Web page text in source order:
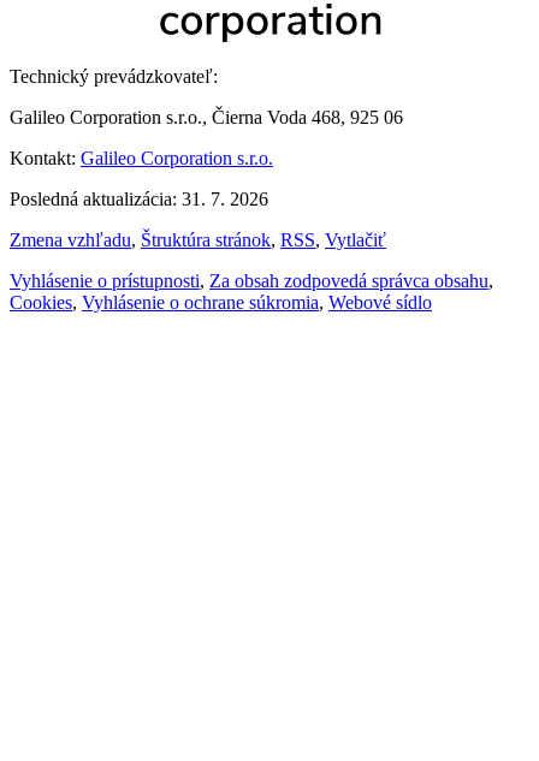
Technický prevádzkovateľ:
Galileo Corporation s.r.o., Čierna Voda 468, 925 06
Kontakt: Galileo Corporation s.r.o.
Posledná aktualizácia: 31. 7. 2026
Zmena vzhľadu, Štruktúra stránok, RSS, Vytlačiť
Vyhlásenie o prístupnosti, Za obsah zodpovedá správca obsahu,
Cookies, Vyhlásenie o ochrane súkromia, Webové sídlo